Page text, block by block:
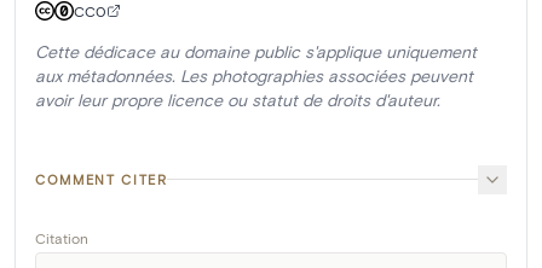
CC0
Cette dédicace au domaine public s'applique uniquement
aux métadonnées. Les photographies associées peuvent
avoir leur propre licence ou statut de droits d'auteur.
COMMENT CITER
Citation